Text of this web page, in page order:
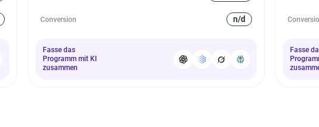
Conversion n/d
Fasse das
Programm mit KI
zusammen
Fasse